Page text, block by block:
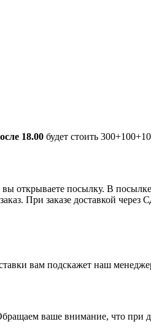
18.00 будет стоить
открываете посылку. В посылке
При заказе доставкой через
вам подскажет наш
ваше внимание, что при